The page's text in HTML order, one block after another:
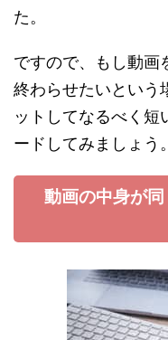
た。
ですので、もし動画
終わらせたいという
ットしてなるべく短
ードしてみましょう。
動画の中身が